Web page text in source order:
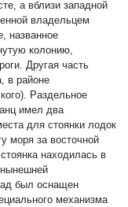
а вблизи западной
владельцем
названное
колонию,
Другая часть
в районе
Раздельное
имел два
для стоянки лодок
моря за восточной
находилась в
нынешней
был оснащен
механизма